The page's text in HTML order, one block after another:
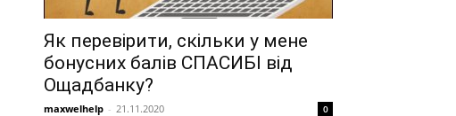
Як перевірити, скільки у мене
бонусних балів СПАСИБІ від
Ощадбанку?
maxwelhelp - 21.11.2020 0